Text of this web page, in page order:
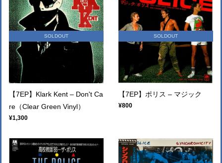
SOLDOUT
【7EP】Klark Kent ‎– Don't Ca
re（Clear Green Vinyl）
¥1,300
SOLDOUT
【7EP】ポリス – マジック
¥800